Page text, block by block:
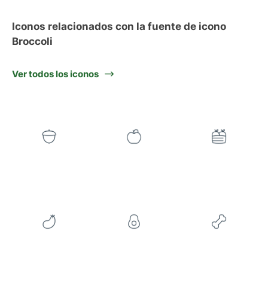
Iconos relacionados con la fuente de icono
Broccoli
Ver todos los iconos